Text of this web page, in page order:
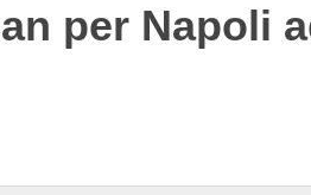
per Napoli